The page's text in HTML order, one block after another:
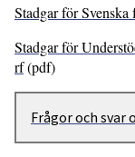
Stadgar för
Stadgar för
rf(pdf)
Frågor och svar